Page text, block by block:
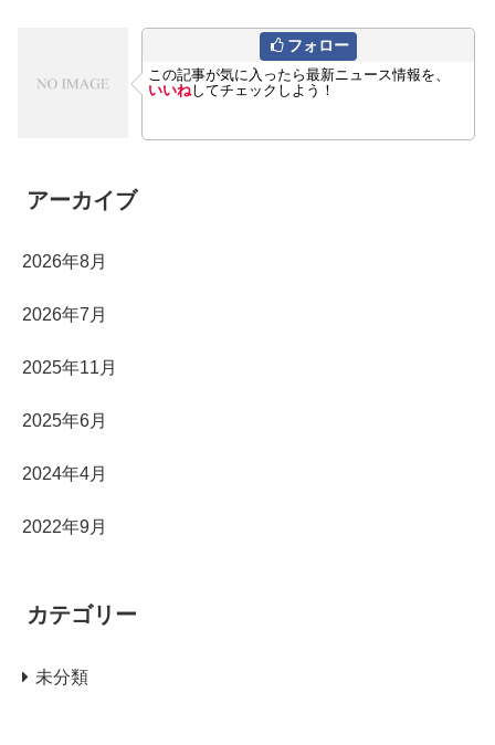
フォロー
この記事が気に入ったら最新ニュース情報を、
いいねしてチェックしよう！
アーカイブ
2026年8月
2026年7月
2025年11月
2025年6月
2024年4月
2022年9月
カテゴリー
未分類